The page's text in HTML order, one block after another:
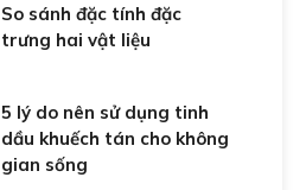
So sánh đặc tính đặc
trưng hai vật liệu
5 lý do nên sử dụng tinh
dầu khuếch tán cho không
gian sống